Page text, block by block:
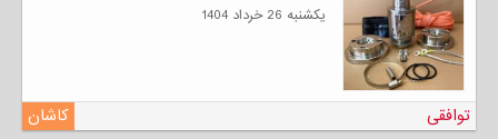
يكشنبه 26 خرداد 1404
کاشان توافقی